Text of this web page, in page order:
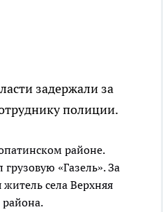
задержали за
полиции.
районе.
«Газель». За
села Верхняя